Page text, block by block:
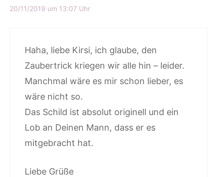
20/11/2019 um 13:07 Uhr
Haha, liebe Kirsi, ich glaube, den
Zaubertrick kriegen wir alle hin – leider.
Manchmal wäre es mir schon lieber, es
wäre nicht so.
Das Schild ist absolut originell und ein
Lob an Deinen Mann, dass er es
mitgebracht hat.
Liebe Grüße